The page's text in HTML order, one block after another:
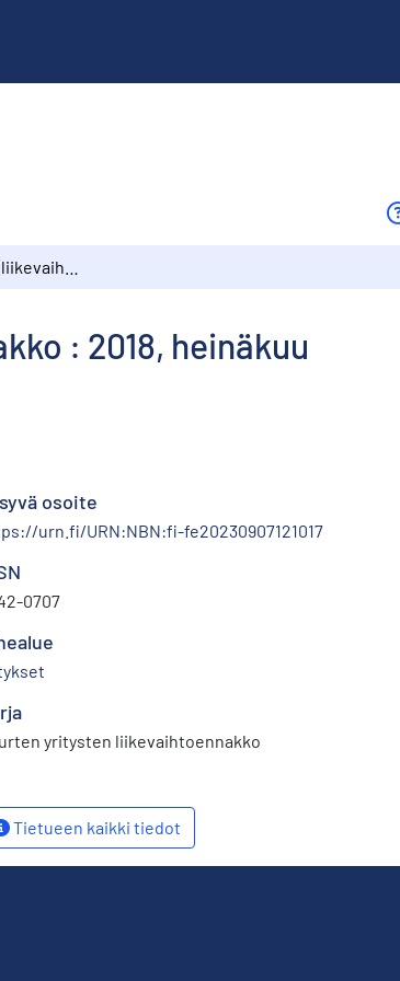
: 2018, heinäkuu
osoite
urn.fi/URN:NBN:fi-fe20230907121017
0707
yritysten liikevaihtoennakko
Tietueen kaikki tiedot